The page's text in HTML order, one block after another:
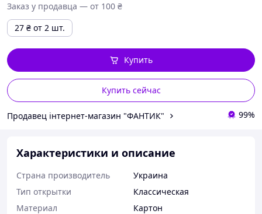
Заказ у продавца — от 100 ₴
27 ₴ от 2 шт.
Купить сейчас
Купить
Продавец інтернет-магазин "ФАНТИК" 99%
Характеристики и описание
Страна производитель
Украина
Тип открытки
Классическая
Материал
Картон